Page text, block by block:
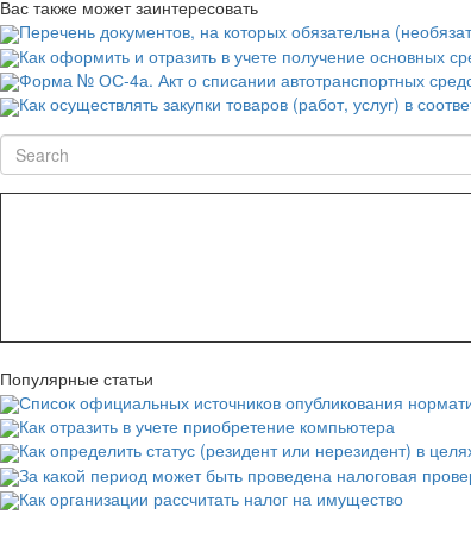
Вас также может заинтересовать
Перечень документов, на которых обязательна
Как оформить и отразить в учете получение основных
Форма № ОС-4а. Акт о списании автотранспортных
Как осуществлять закупки товаров (работ, услуг) в
Search
Популярные статьи
Список официальных источников опубликования
Как отразить в учете приобретение компьютера
Как определить статус (резидент или нерезидент) в
За какой период может быть проведена налоговая
Как организации рассчитать налог на имущество